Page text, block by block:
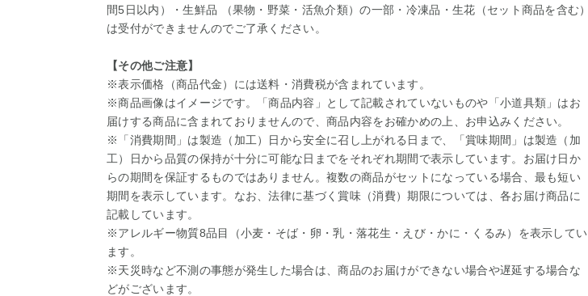
間5日以内）・生鮮品 （果物・野菜・活魚介類）の一部・冷凍品・生花（セット商品を含む）
は受付ができませんのでご了承ください。
【その他ご注意】
※表示価格（商品代金）には送料・消費税が含まれています。
※商品画像はイメージです。「商品内容」として記載されていないものや「小道具類」はお
届けする商品に含まれておりませんので、商品内容をお確かめの上、お申込みください。
※「消費期間」は製造（加工）日から安全に召し上がれる日まで、「賞味期間」は製造（加
工）日から品質の保持が十分に可能な日までをそれぞれ期間で表示しています。お届け日か
らの期間を保証するものではありません。複数の商品がセットになっている場合、最も短い
期間を表示しています。なお、法律に基づく賞味（消費）期限については、各お届け商品に
記載しています。
※アレルギー物質8品目（小麦・そば・卵・乳・落花生・えび・かに・くるみ）を表示してい
ます。
※天災時など不測の事態が発生した場合は、商品のお届けができない場合や遅延する場合な
どがございます。